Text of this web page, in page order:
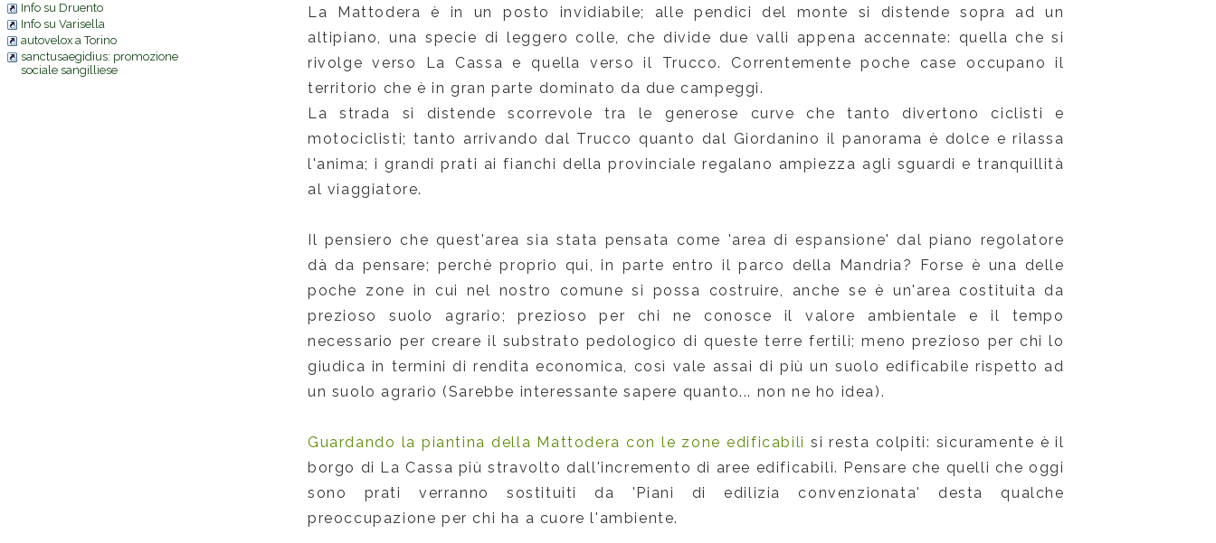
Info su Druento
Info su Varisella
autovelox a Torino
sanctusaegidius: promozione
sociale sangilliese
La Mattodera è in un posto invidiabile; alle pendici del monte si distende sopra ad un
altipiano, una specie di leggero colle, che divide due valli appena accennate: quella che si
rivolge verso La Cassa e quella verso il Trucco. Correntemente poche case occupano il
territorio che è in gran parte dominato da due campeggi.
La strada si distende scorrevole tra le generose curve che tanto divertono ciclisti e
motociclisti; tanto arrivando dal Trucco quanto dal Giordanino il panorama è dolce e rilassa
l'anima; i grandi prati ai fianchi della provinciale regalano ampiezza agli sguardi e tranquillità
al viaggiatore.
Il pensiero che quest'area sia stata pensata come 'area di espansione' dal piano regolatore
dà da pensare; perchè proprio qui, in parte entro il parco della Mandria? Forse è una delle
poche zone in cui nel nostro comune si possa costruire, anche se è un'area costituita da
prezioso suolo agrario; prezioso per chi ne conosce il valore ambientale e il tempo
necessario per creare il substrato pedologico di queste terre fertili; meno prezioso per chi lo
giudica in termini di rendita economica, così vale assai di più un suolo edificabile rispetto ad
un suolo agrario (Sarebbe interessante sapere quanto... non ne ho idea).
Guardando la piantina della Mattodera con le zone edificabili si resta colpiti: sicuramente è il
borgo di La Cassa più stravolto dall'incremento di aree edificabili. Pensare che quelli che oggi
sono prati verranno sostituiti da 'Piani di edilizia convenzionata' desta qualche
preoccupazione per chi ha a cuore l'ambiente.